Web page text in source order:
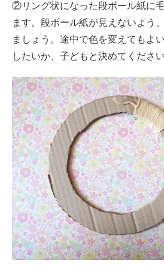
②リング状になった段ボール紙に
ます。段ボール紙が見えないよう
ましょう。途中で色を変えてもよ
したいか、子どもと決めてください